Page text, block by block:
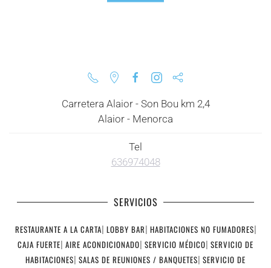
Carretera Alaior - Son Bou km 2,4
Alaior - Menorca
Tel
636974048
SERVICIOS
RESTAURANTE A LA CARTA| LOBBY BAR| HABITACIONES NO FUMADORES|
CAJA FUERTE| AIRE ACONDICIONADO| SERVICIO MÉDICO| SERVICIO DE
HABITACIONES| SALAS DE REUNIONES / BANQUETES| SERVICIO DE